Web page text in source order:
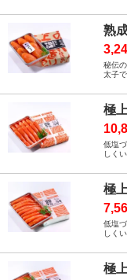
熟
秘伝
太子で
極
低塩
しく
極
低塩
しく
極